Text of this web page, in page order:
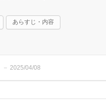
あらすじ・内容
2025/04/08